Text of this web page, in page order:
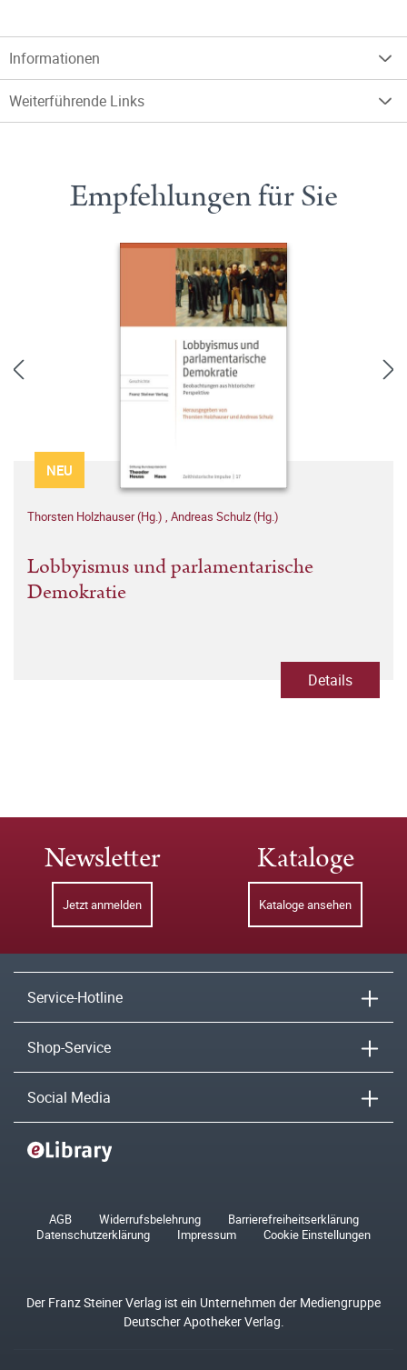
Informationen
Weiterführende Links
Empfehlungen für Sie
NEU
Thorsten Holzhauser (Hg.) , Andreas Schulz (Hg.)
Lobbyismus und parlamentarische
Demokratie
Details
Newsletter
Jetzt anmelden
Kataloge
Kataloge ansehen
Service-Hotline
Shop-Service
Social Media
AGB Widerrufsbelehrung
Barrierefreiheitserklärung
Datenschutzerklärung
Impressum Cookie Einstellungen
Der Franz Steiner Verlag ist ein Unternehmen der Mediengruppe
Deutscher Apotheker Verlag.